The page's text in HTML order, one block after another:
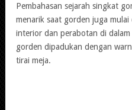
Pembahasan sejarah singkat
menarik saat gorden juga
interior dan perabotan di
gorden dipadukan dengan
tirai meja.